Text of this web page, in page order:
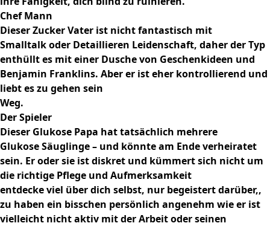
Chef Mann
Dieser Zucker Vater ist nicht fantastisch mit
Smalltalk oder Detaillieren Leidenschaft, daher der Typ
enthüllt es mit einer Dusche von Geschenkideen und
Benjamin Franklins. Aber er ist eher kontrollierend und
liebt es zu gehen sein
Weg.
Der Spieler
Dieser Glukose Papa hat tatsächlich mehrere
Glukose Säuglinge – und könnte am Ende verheiratet
sein. Er oder sie ist diskret und kümmert sich nicht um
die richtige Pflege und Aufmerksamkeit
entdecke viel über dich selbst, nur begeistert darüber,,
zu haben ein bisschen persönlich angenehm wie er ist
vielleicht nicht aktiv mit der Arbeit oder seinen